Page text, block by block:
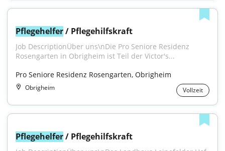
Pflegehelfer / Pflegehilfskraft
Job DescriptionÜber uns\nDie Pro Seniore Residenz
Rosengarten in Obrigheim ist Teil der Victor's...
Pro Seniore Residenz Rosengarten, Obrigheim
Obrigheim Vollzeit
Pflegehelfer / Pflegehilfskraft